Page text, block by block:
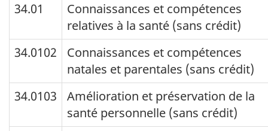
34.01
Connaissances et compétences
relatives à la santé (sans crédit)
34.0102
Connaissances et compétences
natales et parentales (sans crédit)
34.0103
Amélioration et préservation de la
santé personnelle (sans crédit)